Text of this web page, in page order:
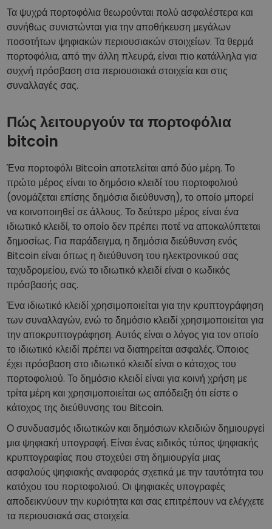
Τα ψυχρά πορτοφόλια θεωρούνται πολύ ασφαλέστερα και
συνήθως συνιστώνται για την αποθήκευση μεγάλων
ποσοτήτων ψηφιακών περιουσιακών στοιχείων. Τα θερμά
πορτοφόλια, από την άλλη πλευρά, είναι πιο κατάλληλα για
συχνή πρόσβαση στα περιουσιακά στοιχεία και στις
συναλλαγές σας.
Πώς λειτουργούν τα πορτοφόλια
bitcoin
Ένα πορτοφόλι Bitcoin αποτελείται από δύο μέρη. Το
πρώτο μέρος είναι το δημόσιο κλειδί του πορτοφολιού
(ονομάζεται επίσης δημόσια διεύθυνση), το οποίο μπορεί
να κοινοποιηθεί σε άλλους. Το δεύτερο μέρος είναι ένα
ιδιωτικό κλειδί, το οποίο δεν πρέπει ποτέ να αποκαλύπτεται
δημοσίως. Για παράδειγμα, η δημόσια διεύθυνση ενός
Bitcoin είναι όπως η διεύθυνση του ηλεκτρονικού σας
ταχυδρομείου, ενώ το ιδιωτικό κλειδί είναι ο κωδικός
πρόσβασής σας.
Ένα ιδιωτικό κλειδί χρησιμοποιείται για την κρυπτογράφηση
των συναλλαγών, ενώ το δημόσιο κλειδί χρησιμοποιείται για
την αποκρυπτογράφηση. Αυτός είναι ο λόγος για τον οποίο
το ιδιωτικό κλειδί πρέπει να διατηρείται ασφαλές. Όποιος
έχει πρόσβαση στο ιδιωτικό κλειδί είναι ο κάτοχος του
πορτοφολιού. Το δημόσιο κλειδί είναι για κοινή χρήση με
τρίτα μέρη και χρησιμοποιείται ως απόδειξη ότι είστε ο
κάτοχος της διεύθυνσης του Bitcoin.
Ο συνδυασμός ιδιωτικών και δημόσιων κλειδιών δημιουργεί
μια ψηφιακή υπογραφή. Είναι ένας ειδικός τύπος ψηφιακής
κρυπτογραφίας που στοχεύει στη δημιουργία μιας
ασφαλούς ψηφιακής αναφοράς σχετικά με την ταυτότητα του
κατόχου του πορτοφολιού. Οι ψηφιακές υπογραφές
αποδεικνύουν την κυριότητα και σας επιτρέπουν να ελέγχετε
τα περιουσιακά σας στοιχεία.